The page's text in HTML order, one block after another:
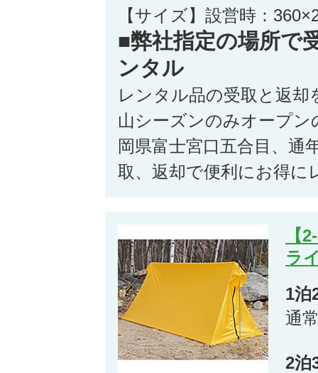
【サイズ】設営時：
■弊社指定の場所で
ンタル
レンタル品の受取と返却
山シーズンのみオープン
岡県富士宮口五合目、通
取、返却で便利にお得に
【
ラ
1泊
通
2泊